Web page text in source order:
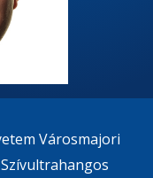
Városmajori